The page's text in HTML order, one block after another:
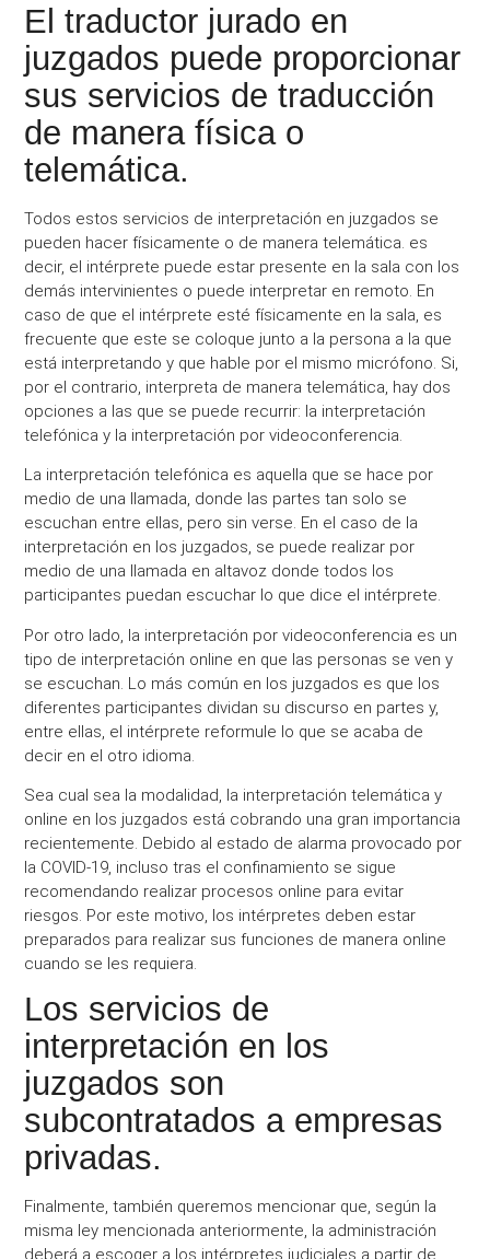
El traductor jurado en
juzgados puede proporcionar
sus servicios de traducción
de manera física o
telemática.
Todos estos servicios de interpretación en juzgados se
pueden hacer físicamente o de manera telemática. es
decir, el intérprete puede estar presente en la sala con los
demás intervinientes o puede interpretar en remoto. En
caso de que el intérprete esté físicamente en la sala, es
frecuente que este se coloque junto a la persona a la que
está interpretando y que hable por el mismo micrófono. Si,
por el contrario, interpreta de manera telemática, hay dos
opciones a las que se puede recurrir: la interpretación
telefónica y la interpretación por videoconferencia.
La interpretación telefónica es aquella que se hace por
medio de una llamada, donde las partes tan solo se
escuchan entre ellas, pero sin verse. En el caso de la
interpretación en los juzgados, se puede realizar por
medio de una llamada en altavoz donde todos los
participantes puedan escuchar lo que dice el intérprete.
Por otro lado, la interpretación por videoconferencia es un
tipo de interpretación online en que las personas se ven y
se escuchan. Lo más común en los juzgados es que los
diferentes participantes dividan su discurso en partes y,
entre ellas, el intérprete reformule lo que se acaba de
decir en el otro idioma.
Sea cual sea la modalidad, la interpretación telemática y
online en los juzgados está cobrando una gran importancia
recientemente. Debido al estado de alarma provocado por
la COVID-19, incluso tras el confinamiento se sigue
recomendando realizar procesos online para evitar
riesgos. Por este motivo, los intérpretes deben estar
preparados para realizar sus funciones de manera online
cuando se les requiera.
Los servicios de
interpretación en los
juzgados son
subcontratados a empresas
privadas.
Finalmente, también queremos mencionar que, según la
misma ley mencionada anteriormente, la administración
deberá a escoger a los intérpretes judiciales a partir de